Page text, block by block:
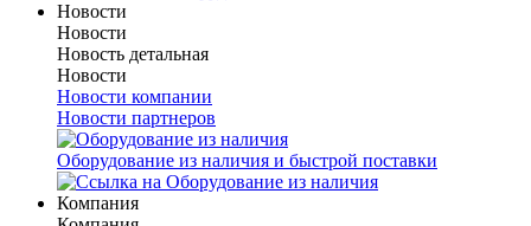
Новости
Новости
Новость детальная
Новости
Новости компании
Новости партнеров
Оборудование из наличия и быстрой поставки
Компания